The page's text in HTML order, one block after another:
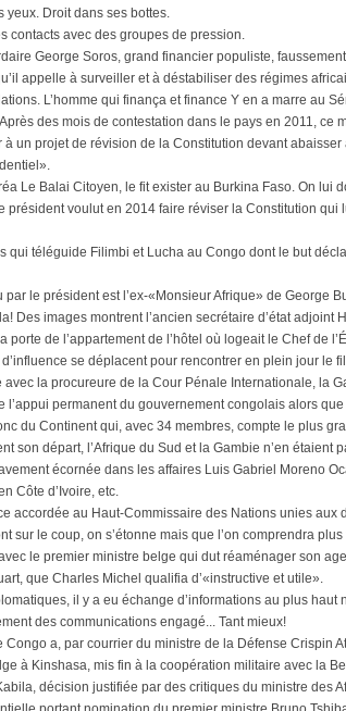
yeux. Droit dans ses bottes.
contacts avec des groupes de pression.
George Soros, grand financier populiste,
appelle à surveiller et à déstabiliser des régimes
L’homme qui finança et finance Y en a marre au
des mois de contestation dans le pays en 2011, ce
à un projet de révision de la Constitution devant
Le Balai Citoyen, le fit exister au Burkina Faso. On lui
président voulut en 2014 faire réviser la Constitution qui
qui téléguide Filimbi et Lucha au Congo dont le but
par le président est l’ex-«Monsieur Afrique» de George
Des images montrent l’ancien secrétaire d’état adjoint
porte de l’appartement de l’hôtel où logeait le Chef de
se déplacent pour rencontrer en plein jour le
avec la procureure de la Cour Pénale Internationale, la
l’appui permanent du gouvernement congolais alors
du Continent qui, avec 34 membres, compte le plus
son départ, l’Afrique du Sud et la Gambie n’en étaient
écornée dans les affaires Luis Gabriel Moreno
Côte d’Ivoire, etc.
accordée au Haut-Commissaire des Nations unies aux
sur le coup, on s’étonne mais que l’on comprendra plus
le premier ministre belge qui dut réaménager son
que Charles Michel qualifia d’«instructive et utile».
il y a eu échange d’informations au plus haut
des communications engagé... Tant mieux!
Congo a, par courrier du ministre de la Défense Crispin
à Kinshasa, mis fin à la coopération militaire avec la
décision justifiée par des critiques du ministre des